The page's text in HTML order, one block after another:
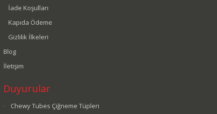
İade Koşulları
Kapıda Ödeme
Gizlilik İlkeleri
Blog
İletişim
Duyurular
Chewy Tubes Çiğneme Tüpleri